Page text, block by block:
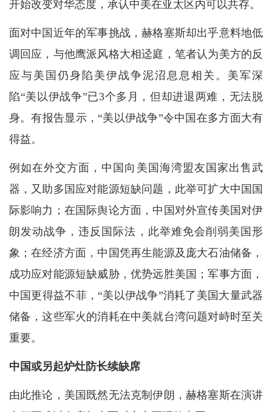
开始改变对华态度，承认中美在亚太区内可以共存。
面对中国近年的军事挑战，赫格塞斯却出乎意料地低
调回应，与他鹰派风格大相迳庭，笔者认为美方的反
应与美国仍身陷美伊战争泥沼息息相关。美军深
陷“美以伊战争”已3个多月，但却进退两难，无法脱
身。有报告显示，“美以伊战争”令中国在多方面大有
得益。
例如在外交方面，中国向美国海湾盟友国家出售武
器，又助多国应对能源短缺问题，此举可扩大中国国
际影响力；在国际舆论方面，中国对外宣传美国对伊
朗发动战争，违反国际法，此举难免会削弱美国形
象；在经济方面，中国凭再生能源及庞大石油储备，
成功应对能源短缺威胁，优势远胜美国；军事方面，
中国更得益不菲，“美以伊战争”消耗了美国大量武器
储备，这些军火的消耗在中美就台湾问题对峙时至关
重要。
中国或另起炉灶防长续缺席
由此推论，美国既然无法克制伊朗，赫格塞斯在演讲